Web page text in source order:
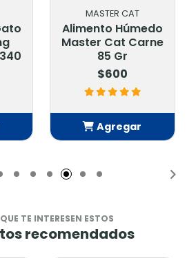
MASTER CAT
Alimento Húmedo
Master Cat Carne
85 Gr
$600
Agregar
TE INTERESEN ESTOS
recomendados